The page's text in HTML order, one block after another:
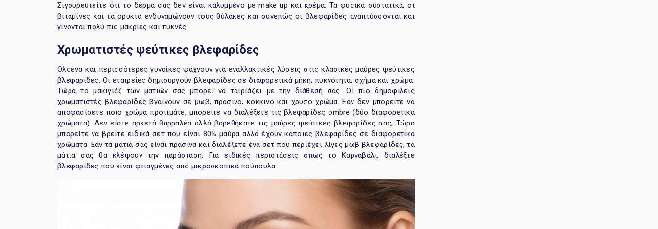
Σιγουρευτείτε ότι το δέρμα σας δεν είναι καλυμμένο με make up και κρέμα. Τα φυσικά συστατικά, οι
βιταμίνες και τα ορυκτά ενδυναμώνουν τους θύλακες και συνεπώς οι βλεφαρίδες αναπτύσσονται και
γίνονται πολύ πιο μακριές και πυκνές.
Χρωματιστές ψεύτικες βλεφαρίδες
Ολοένα και περισσότερες γυναίκες ψάχνουν για εναλλακτικές λύσεις στις κλασικές μαύρες ψεύτικες
βλεφαρίδες. Οι εταιρείες δημιουργούν βλεφαρίδες σε διαφορετικά μήκη, πυκνότητα, σχήμα και χρώμα.
Τώρα το μακιγιάζ των ματιών σας μπορεί να ταιριάζει με την διάθεσή σας. Οι πιο δημοφιλείς
χρωματιστές βλεφαρίδες βγαίνουν σε μωβ, πράσινο, κόκκινο και χρυσό χρώμα. Εάν δεν μπορείτε να
αποφασίσετε ποιο χρώμα προτιμάτε, μπορείτε να διαλέξετε τις βλεφαρίδες ombre (δύο διαφορετικά
χρώματα). Δεν είστε αρκετά θαρραλέα αλλά βαρεθήκατε τις μαύρες ψεύτικες βλεφαρίδες σας; Τώρα
μπορείτε να βρείτε ειδικά σετ που είναι 80% μαύρα αλλά έχουν κάποιες βλεφαρίδες σε διαφορετικά
χρώματα. Εάν τα μάτια σας είναι πράσινα και διαλέξετε ένα σετ που περιέχει λίγες μωβ βλεφαρίδες, τα
μάτια σας θα κλέψουν την παράσταση. Για ειδικές περιστάσεις όπως το Καρναβάλι, διαλέξτε
βλεφαρίδες που είναι φτιαγμένες από μικροσκοπικά πούπουλα.